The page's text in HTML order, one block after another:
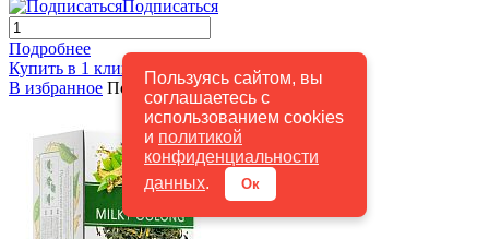
Пользуясь сайтом, вы
соглашаетесь с
использованием cookies
и политикой
конфиденциальности
данных. Ок
Подписаться
Подробнее
Купить в 1 клик
К сравнению
В избранное Под заказ